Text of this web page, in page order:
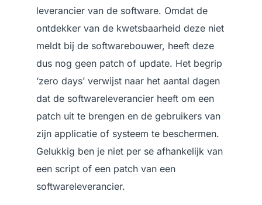
leverancier van de software. Omdat de
ontdekker van de kwetsbaarheid deze niet
meldt bij de softwarebouwer, heeft deze
dus nog geen patch of update. Het begrip
‘zero days’ verwijst naar het aantal dagen
dat de softwareleverancier heeft om een
patch uit te brengen en de gebruikers van
zijn applicatie of systeem te beschermen.
Gelukkig ben je niet per se afhankelijk van
een script of een patch van een
softwareleverancier.